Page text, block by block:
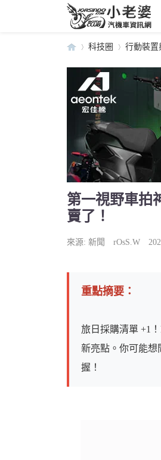
小
老
›
科技圈
›
行動裝置
第一視野車拍
賣了！
來源: 新聞 rOsS.W
重點摘要：
旅日採購清單 +1
新亮點。你可能想
握！